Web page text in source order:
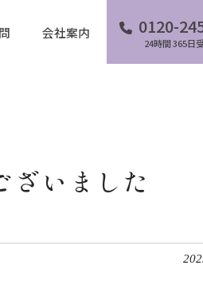
会社案内 0120-
24時間 365日
ざいました